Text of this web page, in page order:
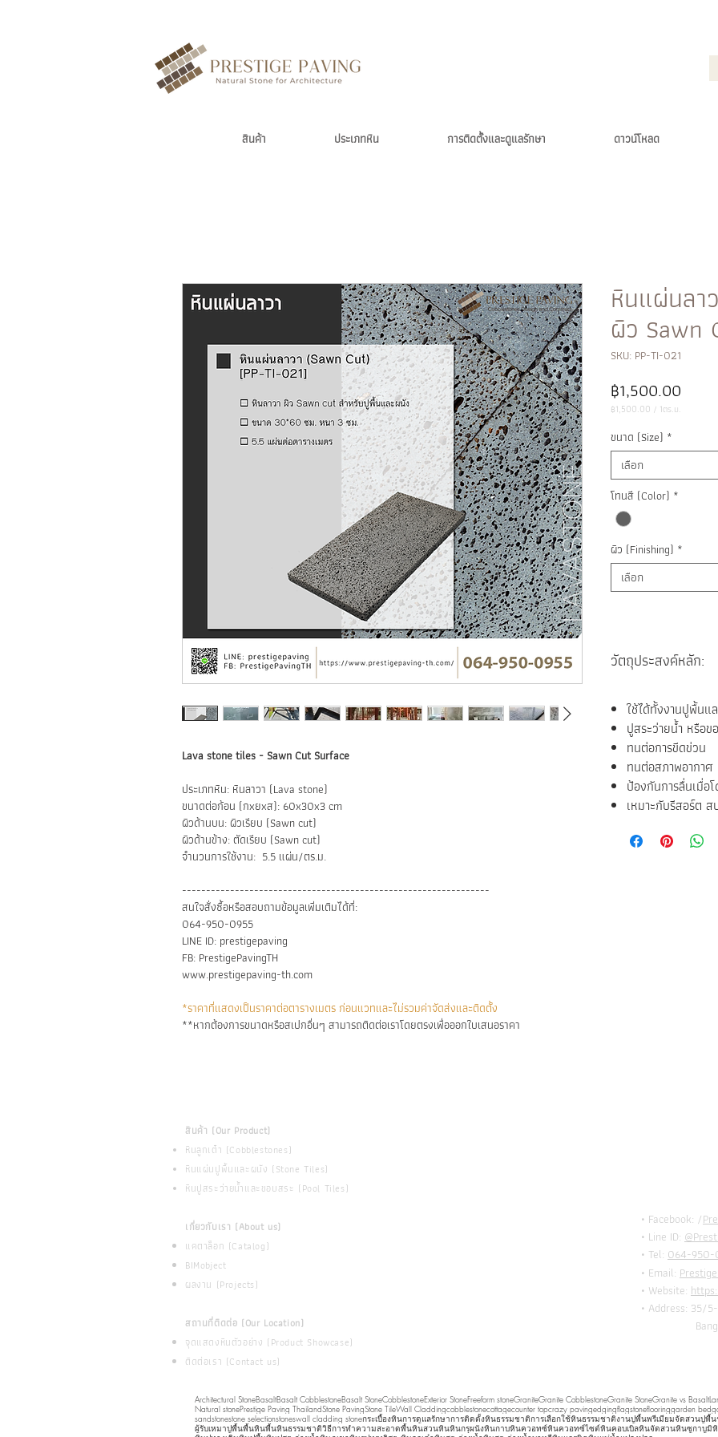
สินค้า ประเภทหิน การติดตั้งและดูแลรักษา ดาวน์โหลด
Lava stone tiles - Sawn Cut Surface
ประเภทหิน: หินลาวา (Lava stone)
ขนาดต่อก้อน (กxยxส): 60x30x3 cm
ผิวด้านบน: ผิวเรียบ (Sawn cut)
ผิวด้านข้าง: ตัดเรียบ (Sawn cut)
จำนวนการใช้งาน: 5.5 แผ่น/ตร.ม.
----------------------------------------------------------------
สนใจสั่งซื้อหรือสอบถามข้อมูลเพิ่มเติมได้ที่:
064-950-0955
LINE ID: prestigepaving
FB: PrestigePavingTH
www.prestigepaving-th.com
*ราคาที่แสดงเป็นราคาต่อตารางเมตร ก่อนแวทและไม่รวมค่าจัดส่งและติดตั้ง
**หากต้องการขนาดหรือสเปกอื่นๆ สามารถติดต่อเราโดยตรงเพื่อออกใบเสนอราคา
หินแผ่นลา
ผิว Sawn
SKU: PP-TI-021
฿1,500.00
฿1,500.00 / 1ตร.ม.
1
ตาราง
เมตร
ขนาด (Size) *
เลือก
โทนสี (Color) *
ผิว (Finishing) *
เลือก
วัตถุประสงค์หลัก:
ใช้ได้ทั้งงานปูพื้นแ
ปูสระว่ายน้ำ หรือข
ทนต่อการขีดข่วน
ทนต่อสภาพอากา
ป้องกันการลื่นเมื่อ
เหมาะกับรีสอร์ต
สินค้า (Our Product)
หินลูกเต๋า (Cobblestones)
หินแผ่นปูพื้นและผนัง (Stone Tiles)
หินปูสระว่ายน้ำและขอบสระ (Pool Tiles)
เกี่ยวกับเรา (About us)
แคตาล็อก (Catalog)
BIMobject
ผลงาน (Projects)
สถานที่ติดต่อ (Our Location)
จุดแสดงหินตัวอย่าง (Product Showcase)
ติดต่อเรา (Contact us)
• Facebook: /
• Line ID:
• Tel: 064-950-
• Email:
• Website:
• Address: 35/
Architectural StoneBasaltBasalt CobblestoneBasalt StoneCobblestoneExterior StoneFreeform stoneGraniteGranite CobblestoneGranite StoneGranite vs Basalt
Natural stonePrestige Paving ThailandStone PavingStone TileWall Claddingcobblestonecottagecounter topcrazy pavingedgingflagstoneflooringgarden bed
sandstonestone selectionstoneswall cladding stoneกระเบื้องหินการดูแลรักษาการติดตั้งหินธรรมชาติการเลือกใช้หินธรรมชาติงานปูพื้นพรีเมียมจัดสวนปูพื้น
ผู้รับเหมาปูพื้นพื้นหินพื้นหินธรรมชาติวิธีการทำความสะอาดพื้นหินสวนหินหินกรุผนังหินกาบหินควอทซ์หินควอทซ์ไซต์หินคอบเบิลหินจัดสวนหินซูกาบูมิ